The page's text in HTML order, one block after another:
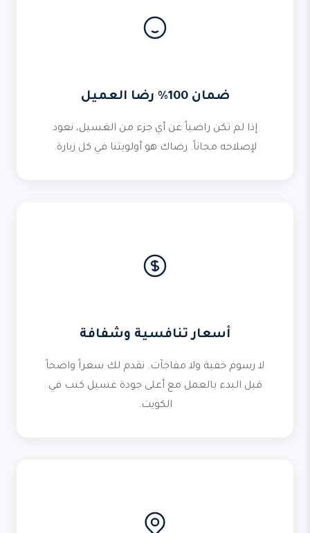
ضمان 100% رضا العميل
إذا لم تكن راضياً عن أي جزء من الغسيل، نعود
لإصلاحه مجاناً. رضاك هو أولويتنا في كل زيارة.
أسعار تنافسية وشفافة
لا رسوم خفية ولا مفاجآت. نقدم لك سعراً واضحاً
قبل البدء بالعمل مع أعلى جودة غسيل كنب في
الكويت.